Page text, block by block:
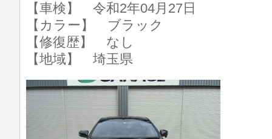
【車検】 令和2年04月27日
【カラー】 ブラック
【修復歴】 なし
【地域】 埼玉県